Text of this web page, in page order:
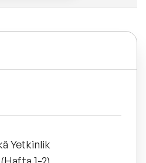
Yetkinlik